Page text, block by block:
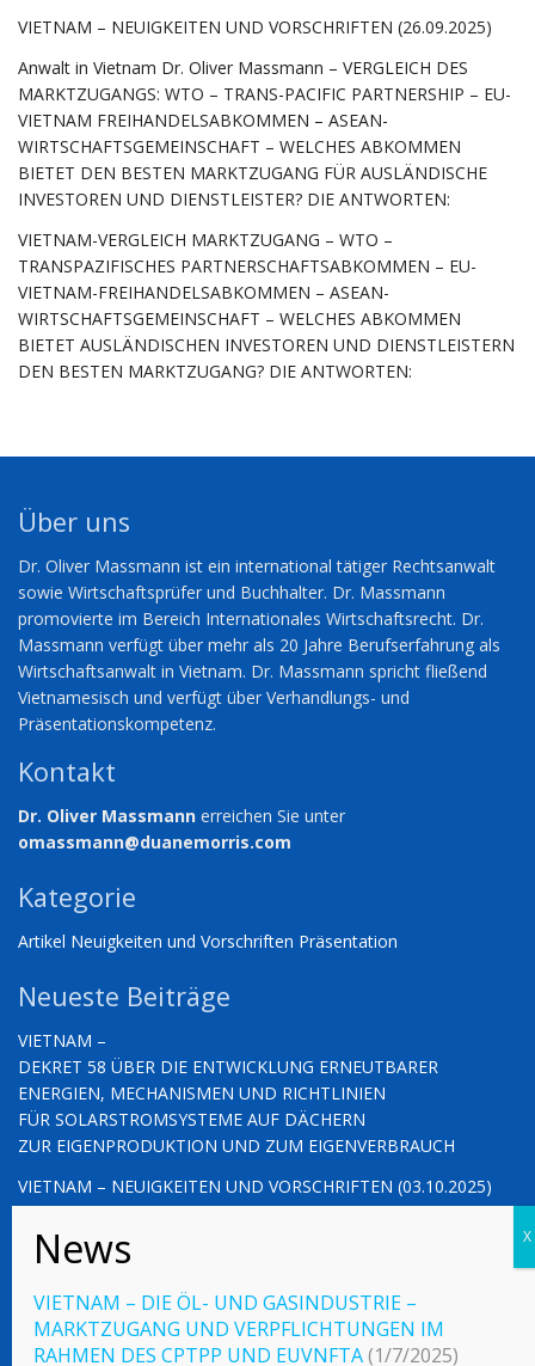
VIETNAM – NEUIGKEITEN UND VORSCHRIFTEN (26.09.2025)
Anwalt in Vietnam Dr. Oliver Massmann – VERGLEICH DES
MARKTZUGANGS: WTO – TRANS-PACIFIC PARTNERSHIP – EU-
VIETNAM FREIHANDELSABKOMMEN – ASEAN-
WIRTSCHAFTSGEMEINSCHAFT – WELCHES ABKOMMEN
BIETET DEN BESTEN MARKTZUGANG FÜR AUSLÄNDISCHE
INVESTOREN UND DIENSTLEISTER? DIE ANTWORTEN:
VIETNAM-VERGLEICH MARKTZUGANG – WTO –
TRANSPAZIFISCHES PARTNERSCHAFTSABKOMMEN – EU-
VIETNAM-FREIHANDELSABKOMMEN – ASEAN-
WIRTSCHAFTSGEMEINSCHAFT – WELCHES ABKOMMEN
BIETET AUSLÄNDISCHEN INVESTOREN UND DIENSTLEISTERN
DEN BESTEN MARKTZUGANG? DIE ANTWORTEN:
Über uns
Dr. Oliver Massmann ist ein international tätiger Rechtsanwalt
sowie Wirtschaftsprüfer und Buchhalter. Dr. Massmann
promovierte im Bereich Internationales Wirtschaftsrecht. Dr.
Massmann verfügt über mehr als 20 Jahre Berufserfahrung als
Wirtschaftsanwalt in Vietnam. Dr. Massmann spricht fließend
Vietnamesisch und verfügt über Verhandlungs- und
Präsentationskompetenz.
Kontakt
Dr. Oliver Massmann erreichen Sie unter
omassmann@duanemorris.com
Kategorie
Artikel Neuigkeiten und Vorschriften Präsentation
Neueste Beiträge
VIETNAM –
DEKRET 58 ÜBER DIE ENTWICKLUNG ERNEUTBARER
ENERGIEN, MECHANISMEN UND RICHTLINIEN
FÜR SOLARSTROMSYSTEME AUF DÄCHERN
ZUR EIGENPRODUKTION UND ZUM EIGENVERBRAUCH
VIETNAM – NEUIGKEITEN UND VORSCHRIFTEN (03.10.2025)
© 2023 Vietnamlaws.xyz
VIETNAM – DIE ÖL- UND GASINDUSTRIE –
MARKTZUGANG UND VERPFLICHTUNGEN IM
RAHMEN DES CPTPP UND EUVNFTA(1/7/2025)